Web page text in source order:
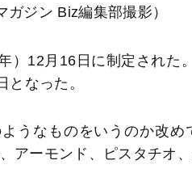
ガジン Biz編集部撮影）
）12月16日に制定された
となった。
うなものをいうのか改
アーモンド、ピスタチオ